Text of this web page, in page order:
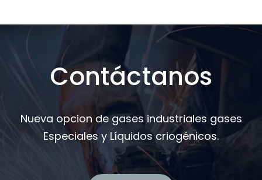
Contáctanos
Nueva opcion de gases industriales gases
Especiales y Líquidos criogénicos.